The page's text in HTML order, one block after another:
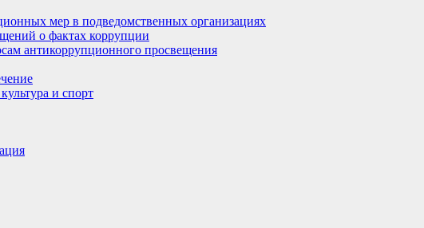
мер в подведомственных организациях
о фактах коррупции
антикоррупционного просвещения
и спорт